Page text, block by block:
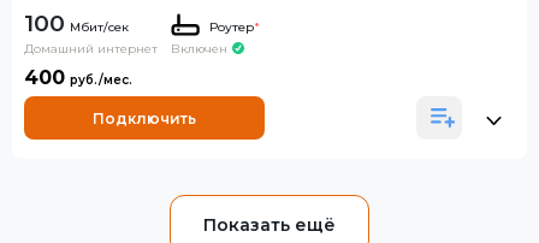
100
Домашний интернет
Роутер*
Включен
400
Подключить